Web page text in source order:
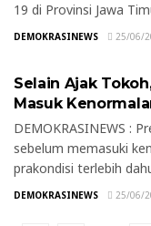
19 di Provinsi Jawa
DEMOKRASINEWS 25/06/
Selain Ajak
Masuk
DEMOKRASINEWS :
sebelum memasuki
prakondisi terlebih
DEMOKRASINEWS 25/06/